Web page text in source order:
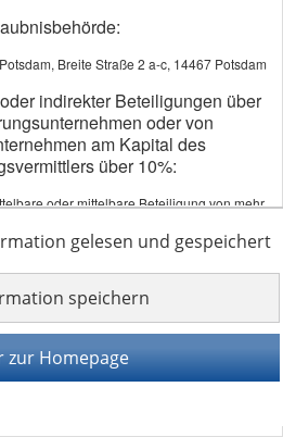
Hinweise ·Datenschutz·
·Cookies Vertrag widerrufen
Breite Straße 2 a-c, 14467 Potsdam
indirekter Beteiligungen über
oder von
am Kapital des
über 10%:
oder mittelbare Beteiligung von mehr
hält keine mittelbare oder unmittelbare
Stimmrechte oder des Kapitals an Carsten
Weber.
e.V.
06 32, 10006 Berlin
gelesen und gespeichert
speichern
zur Homepage